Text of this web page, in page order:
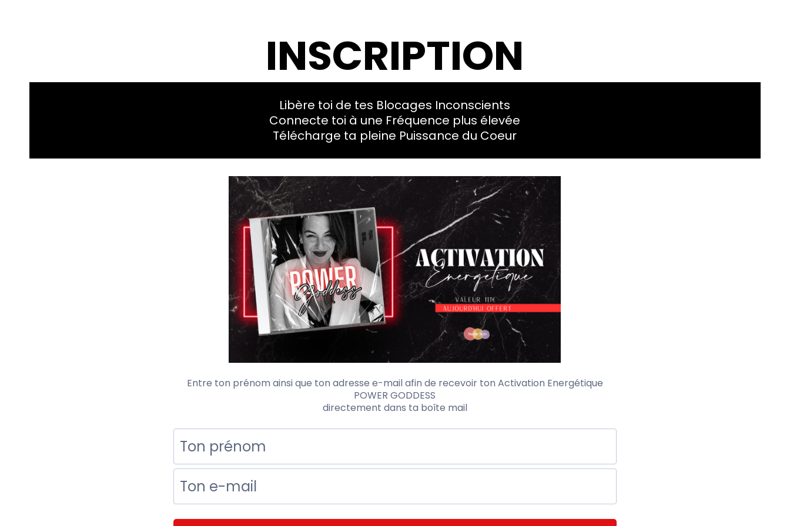
INSCRIPTION
Libère toi de tes Blocages Inconscients
Connecte toi à une Fréquence plus élevée
Télécharge ta pleine Puissance du Coeur
Entre ton prénom ainsi que ton adresse e-mail afin de recevoir ton Activation Energétique
POWER GODDESS
directement dans ta boîte mail